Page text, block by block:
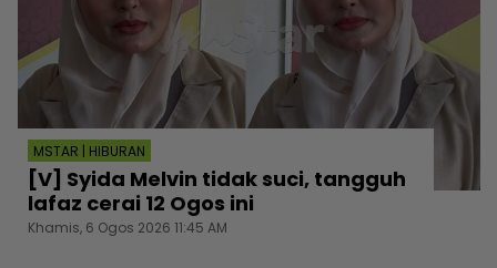
MSTAR | HIBURAN
[V] Syida Melvin tidak suci, tangguh
lafaz cerai 12 Ogos ini
Khamis, 6 Ogos 2026 11:45 AM